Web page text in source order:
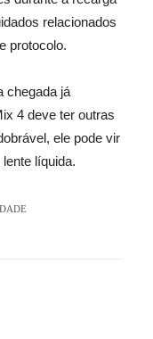
relacionados
protocolo.
chegada já
4 deve ter outras
ele pode vir
líquida.